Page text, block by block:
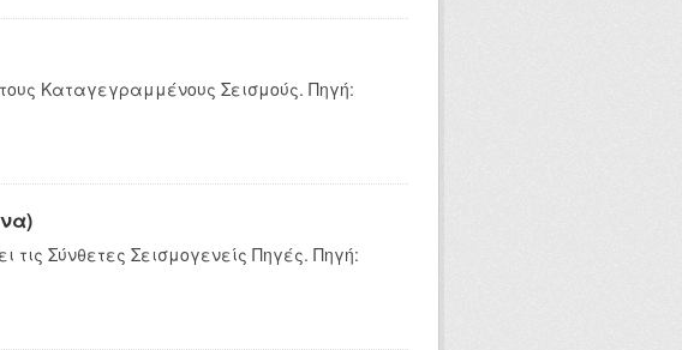
Καταγεγραμμένους Σεισμούς. Πηγή:
τις Σύνθετες Σεισμογενείς Πηγές. Πηγή: